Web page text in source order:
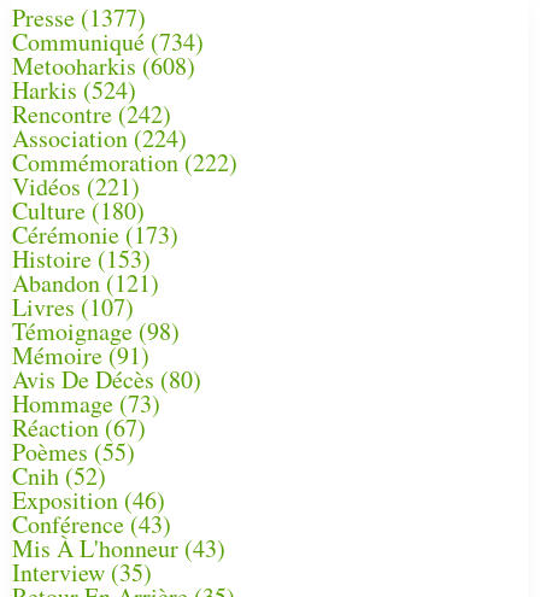
Presse (1377)
Communiqué (734)
Metooharkis (608)
Harkis (524)
Rencontre (242)
Association (224)
Commémoration(222)
Vidéos (221)
Culture(180)
Cérémonie (173)
Histoire (153)
Abandon(121)
Livres (107)
Témoignage (98)
Mémoire (91)
Avis De Décès (80)
Hommage (73)
Réaction(67)
Poèmes (55)
Cnih (52)
Exposition (46)
Conférence(43)
Mis À L'honneur (43)
Interview (35)